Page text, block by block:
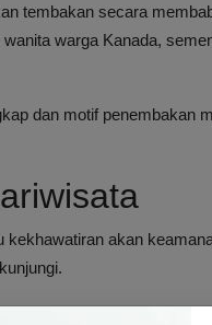
tembakan secara
warga Kanada,
dan motif penembakan
akan
ke situs-situs